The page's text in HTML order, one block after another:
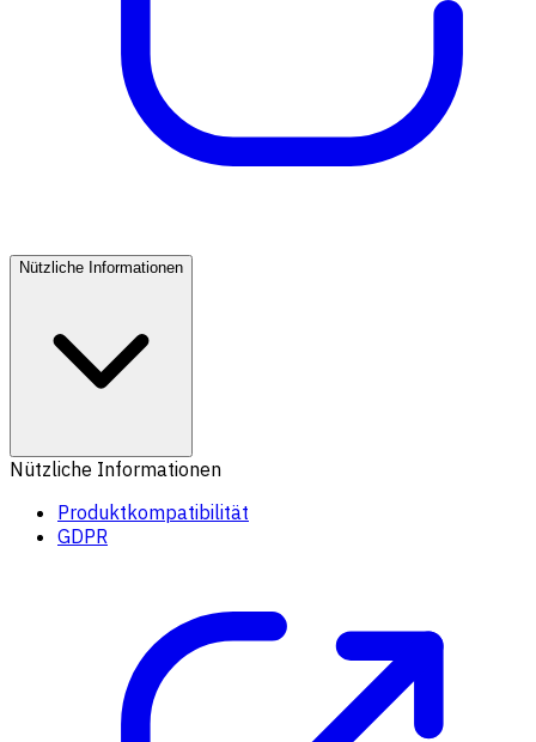
Nützliche Informationen
Nützliche Informationen
Produktkompatibilität
GDPR